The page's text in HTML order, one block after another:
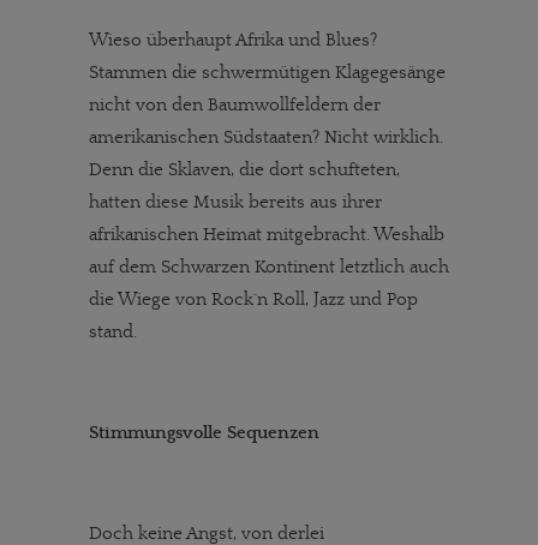
Wieso überhaupt Afrika und Blues?
Stammen die schwermütigen Klagegesänge
nicht von den Baumwollfeldern der
amerikanischen Südstaaten? Nicht wirklich.
Denn die Sklaven, die dort schufteten,
hatten diese Musik bereits aus ihrer
afrikanischen Heimat mitgebracht. Weshalb
auf dem Schwarzen Kontinent letztlich auch
die Wiege von Rock´n Roll, Jazz und Pop
stand.
Stimmungsvolle Sequenzen
Doch keine Angst, von derlei